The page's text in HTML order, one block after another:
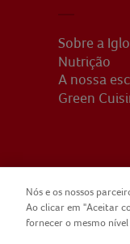
Sobre a Iglo
Nutrição
A nossa
Green
Nós e os nossos
Ao clicar em "Aceitar
fornecer o mesmo